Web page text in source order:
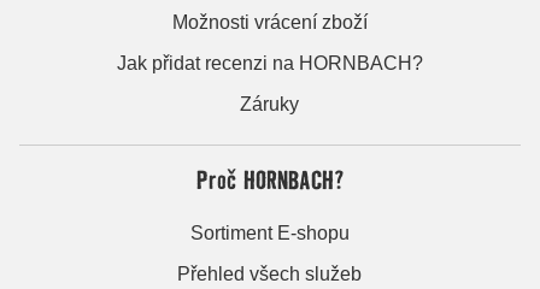
Možnosti vrácení zboží
Jak přidat recenzi na HORNBACH?
Záruky
Proč HORNBACH?
Sortiment E-shopu
Přehled všech služeb